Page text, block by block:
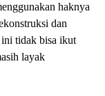
haknya
dan
ini tidak bisa ikut
layak